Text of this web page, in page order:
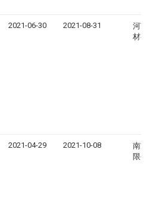
2021-06-30 2021-08-31
河南
材有
2021-04-29 2021-10-08
南方
限公